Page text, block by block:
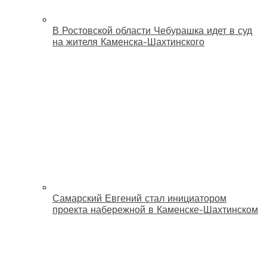
В Ростовской области Чебурашка идет в суд
на жителя Каменска-Шахтинского
Самарский Евгений стал инициатором
проекта набережной в Каменске-Шахтинском